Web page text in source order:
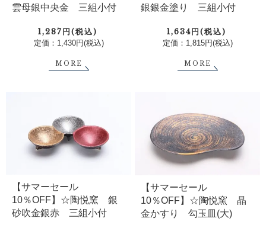
雲母銀中央金 三組小付
1,287円(税込)
定価：1,430円(税込)
MORE
銀銀金塗り 三組小付
1,634円(税込)
定価：1,815円(税込)
MORE
【サマーセール
10％OFF】☆陶悦窯 銀
砂吹金銀赤 三組小付
【サマーセール
10％OFF】☆陶悦窯 晶
金かすり 勾玉皿(大)